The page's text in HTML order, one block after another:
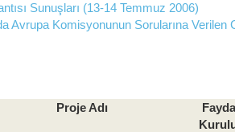
Sunuşları (13-14 Temmuz 2006)
Avrupa Komisyonunun Sorularına Verilen
Proje Adı